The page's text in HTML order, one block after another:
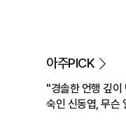
아주PICK
"경솔한 언행 깊이
숙인 신동엽, 무슨